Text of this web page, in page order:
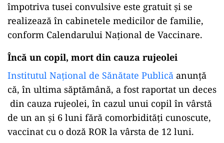
împotriva tusei convulsive este gratuit și se
realizează în cabinetele medicilor de familie,
conform Calendarului Național de Vaccinare.
Încă un copil, mort din cauza rujeolei
Institutul Național de Sănătate Publică anunță
că, în ultima săptămână, a fost raportat un deces
din cauza rujeolei, în cazul unui copil în vârstă
de un an şi 6 luni fără comorbidităţi cunoscute,
vaccinat cu o doză ROR la vârsta de 12 luni.